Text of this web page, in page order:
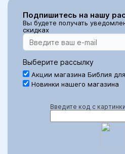
Подпишитесь на нашу
Вы будете получать
скидках
Выберите рассылку
Акции магазина Библия
Новинки нашего магазина
Введите код с картинки